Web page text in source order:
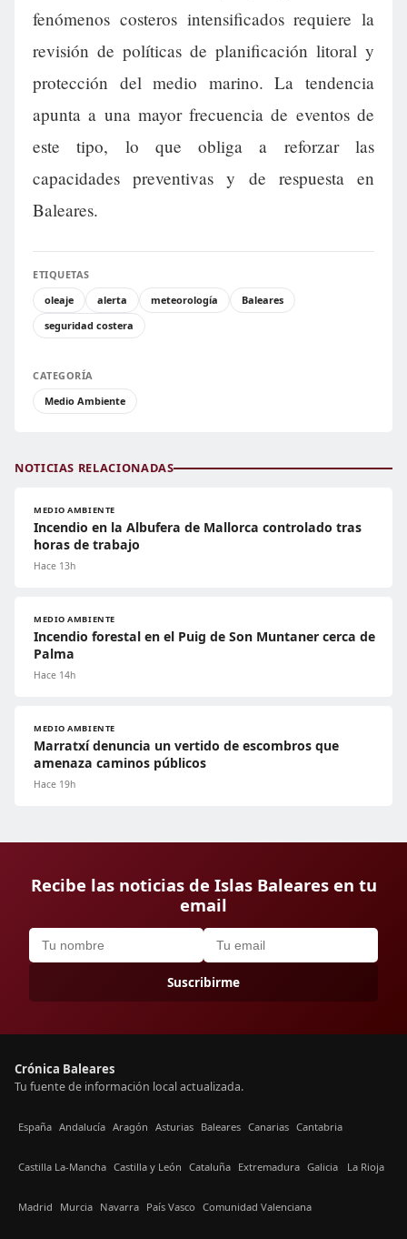
fenómenos costeros intensificados requiere la
revisión de políticas de planificación litoral y
protección del medio marino. La tendencia
apunta a una mayor frecuencia de eventos de
este tipo, lo que obliga a reforzar las
capacidades preventivas y de respuesta en
Baleares.
ETIQUETAS
oleaje
alerta meteorología
Baleares
seguridad costera
CATEGORÍA
Medio Ambiente
NOTICIAS RELACIONADAS
MEDIO AMBIENTE
Incendio en la Albufera de Mallorca controlado tras
horas de trabajo
Hace 13h
MEDIO AMBIENTE
Incendio forestal en el Puig de Son Muntaner cerca de
Palma
Hace 14h
MEDIO AMBIENTE
Marratxí denuncia un vertido de escombros que
amenaza caminos públicos
Hace 19h
Recibe las noticias de Islas Baleares en tu
email
Suscribirme
Crónica Baleares
Tu fuente de información local actualizada.
España Andalucía Aragón Asturias Baleares Canarias Cantabria
Castilla La-Mancha Castilla y León Cataluña Extremadura Galicia La Rioja
Madrid Murcia Navarra País Vasco Comunidad Valenciana